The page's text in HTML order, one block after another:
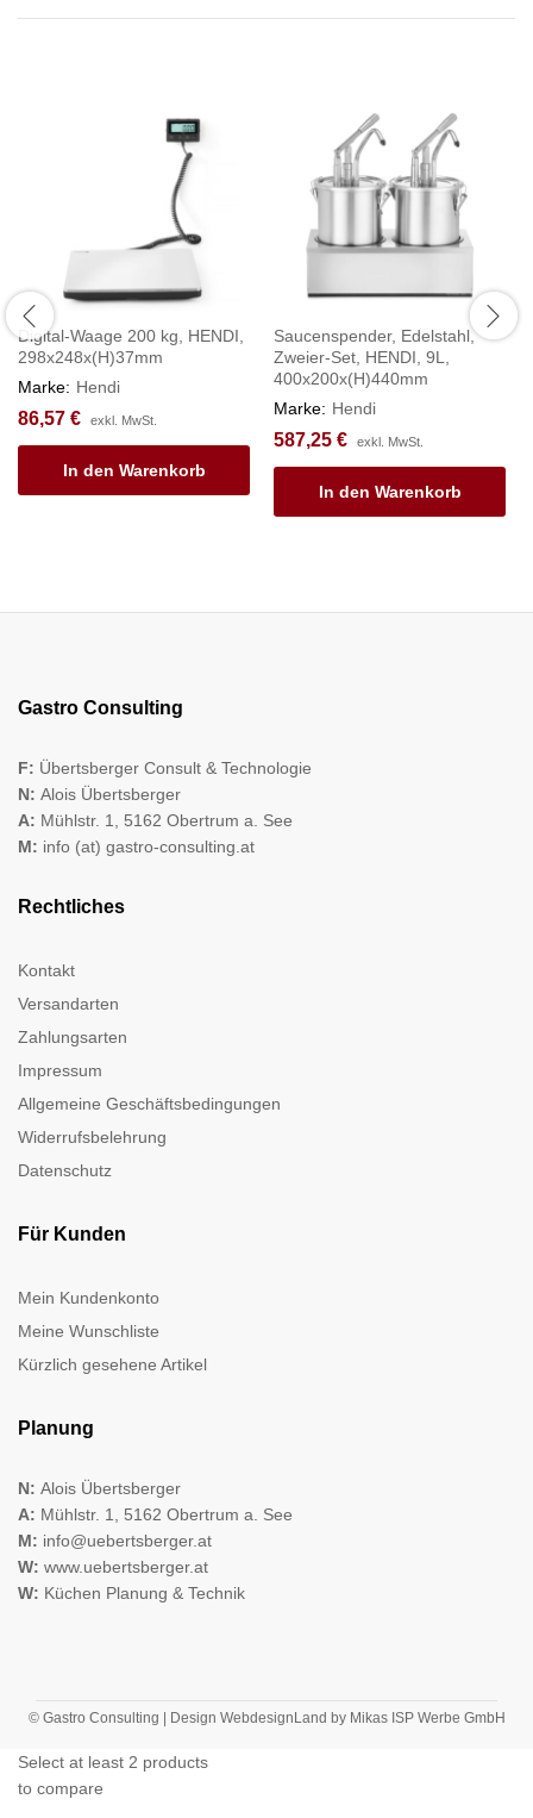
Digital-Waage 200 kg, HENDI,
298x248x(H)37mm
Marke: Hendi
86,57 € exkl. MwSt.
In den Warenkorb
Saucenspender, Edelstahl,
Zweier-Set, HENDI, 9L,
400x200x(H)440mm
Marke: Hendi
587,25 € exkl. MwSt.
In den Warenkorb
Gastro Consulting
F: Übertsberger Consult & Technologie
N: Alois Übertsberger
A: Mühlstr. 1, 5162 Obertrum a. See
M: info (at) gastro-consulting.at
Rechtliches
Kontakt
Versandarten
Zahlungsarten
Impressum
Allgemeine Geschäftsbedingungen
Widerrufsbelehrung
Datenschutz
Für Kunden
Mein Kundenkonto
Meine Wunschliste
Kürzlich gesehene Artikel
Planung
N: Alois Übertsberger
A: Mühlstr. 1, 5162 Obertrum a. See
M: info@uebertsberger.at
W: www.uebertsberger.at
W: Küchen Planung & Technik
© Gastro Consulting | Design WebdesignLand by Mikas ISP Werbe GmbH
Select at least 2 products
to compare